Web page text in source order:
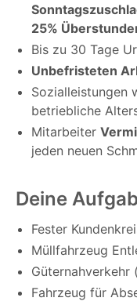
25%
Bis zu 30 Tage
Unbefristeten
Sozialleistungen
betriebliche
Mitarbeiter
jeden neuen
Deine
Fester
Müllfahrzeug
Güternahverkehr
Fahrzeug für